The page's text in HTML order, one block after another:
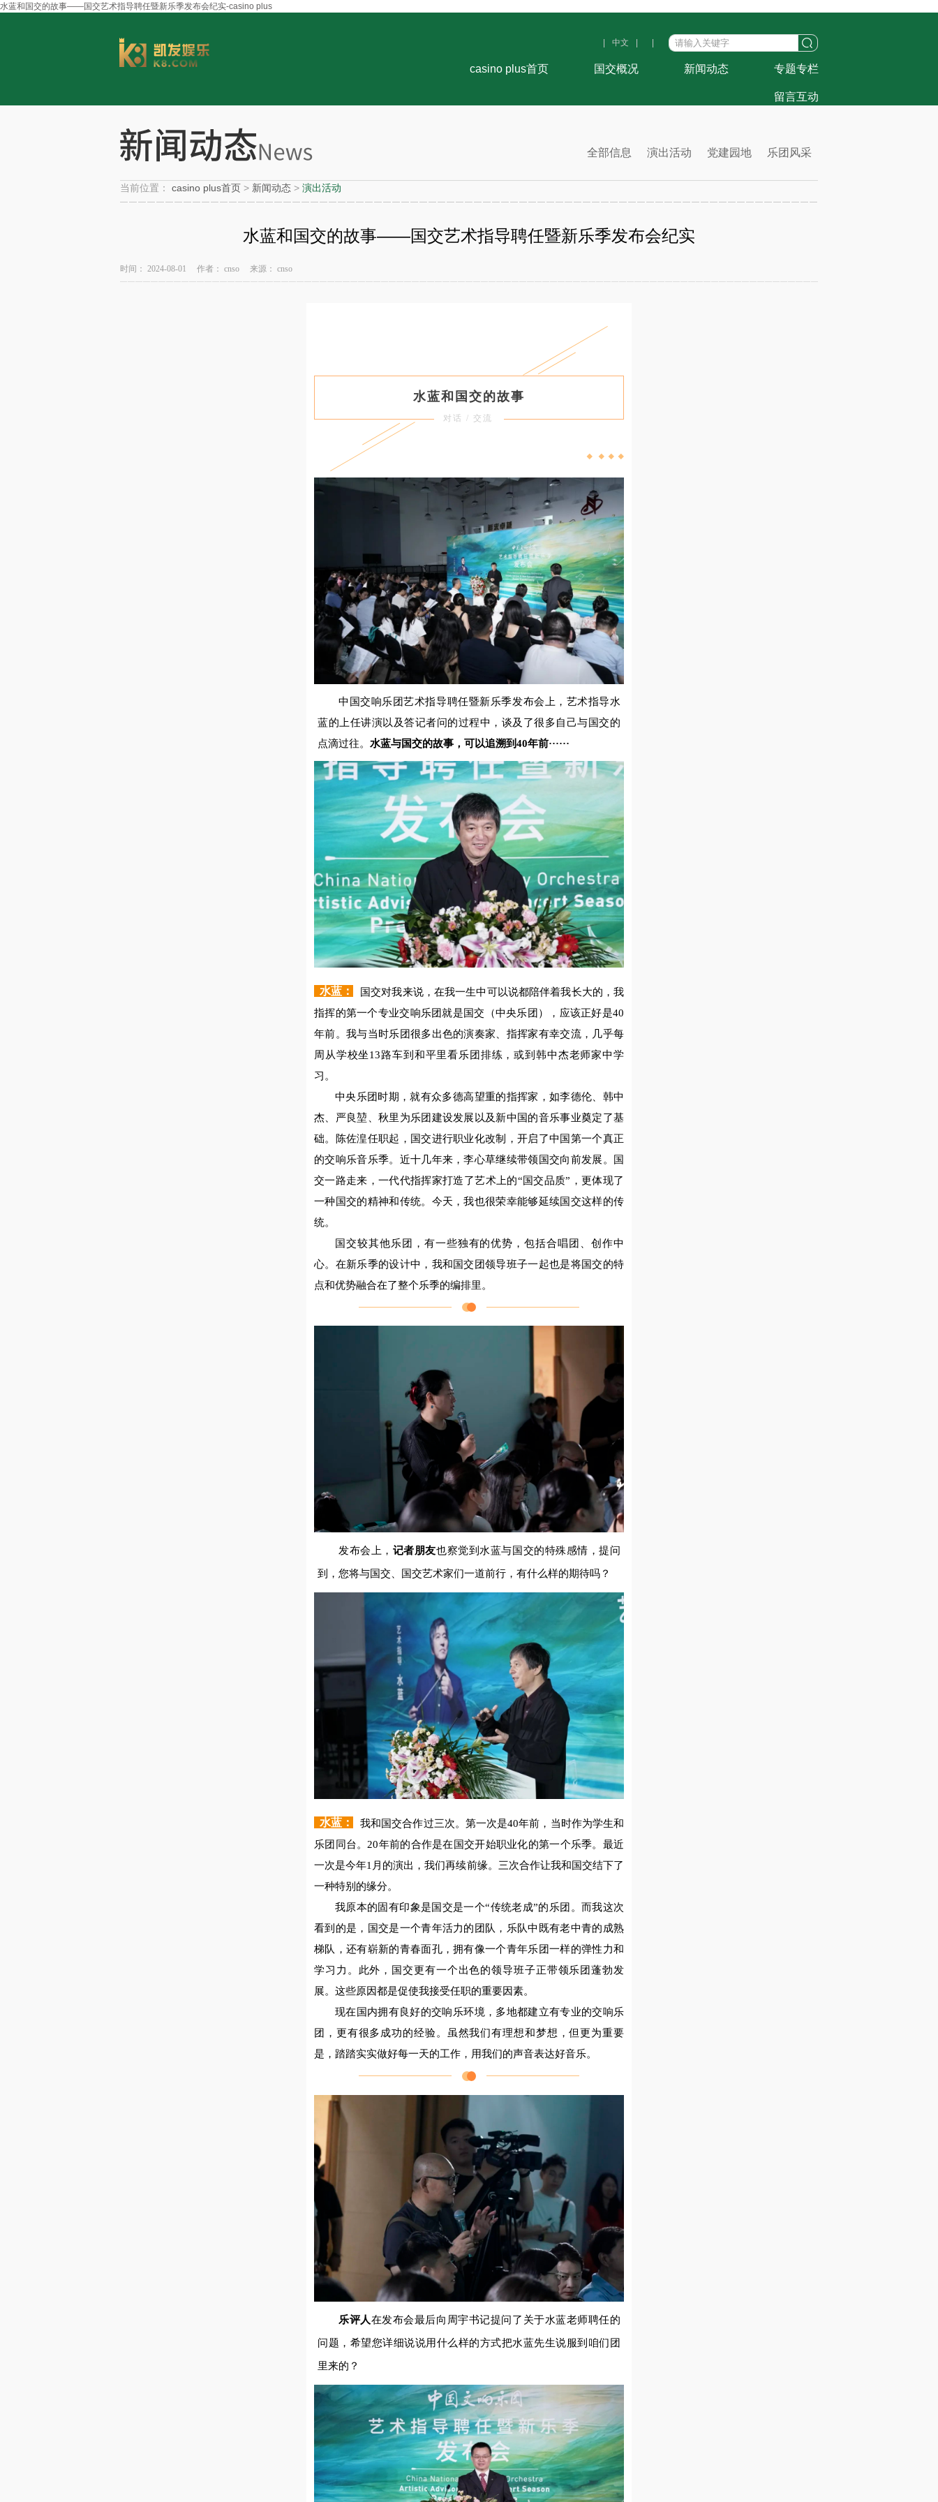
水蓝和国交的故事——国交艺术指导聘任暨新乐季发布会纪实-casino plus
中文
casino plus首页 国交概况 新闻动态 专题专栏
留言互动
全部信息 演出活动 党建园地 乐团风采
当前位置： casino plus首页 > 新闻动态 > 演出活动
水蓝和国交的故事——国交艺术指导聘任暨新乐季发布会纪实
时间： 2024-08-01 作者： cnso 来源： cnso
水蓝和国交的故事
对话 / 交流
◆ ◆ ◆ ◆
中国交响乐团艺术指导聘任暨新乐季发布会上，艺术指导水
蓝的上任讲演以及答记者问的过程中，谈及了很多自己与国交的
点滴过往。 水蓝与国交的故事，可以追溯到40年前······
水蓝：
国交对我来说，在我一生中可以说都陪伴着我长大的，我
指挥的第一个专业交响乐团就是国交（中央乐团），应该正好是40
年前。我与当时乐团很多出色的演奏家、指挥家有幸交流，几乎每
周从学校坐13路车到和平里看乐团排练，或到韩中杰老师家中学
习。
中央乐团时期，就有众多德高望重的指挥家，如李德伦、韩中
杰、严良堃、秋里为乐团建设发展以及新中国的音乐事业奠定了基
础。陈佐湟任职起，国交进行职业化改制，开启了中国第一个真正
的交响乐音乐季。近十几年来，李心草继续带领国交向前发展。国
交一路走来，一代代指挥家打造了艺术上的“国交品质”，更体现了
一种国交的精神和传统。今天，我也很荣幸能够延续国交这样的传
统。
国交较其他乐团，有一些独有的优势，包括合唱团、创作中
心。在新乐季的设计中，我和国交团领导班子一起也是将国交的特
点和优势融合在了整个乐季的编排里。
发布会上， 记者朋友也察觉到水蓝与国交的特殊感情，提问
到，您将与国交、国交艺术家们一道前行，有什么样的期待吗？
水蓝：
我和国交合作过三次。第一次是40年前，当时作为学生和
乐团同台。20年前的合作是在国交开始职业化的第一个乐季。最近
一次是今年1月的演出，我们再续前缘。三次合作让我和国交结下了
一种特别的缘分。
我原本的固有印象是国交是一个“传统老成”的乐团。而我这次
看到的是，国交是一个青年活力的团队，乐队中既有老中青的成熟
梯队，还有崭新的青春面孔，拥有像一个青年乐团一样的弹性力和
学习力。此外，国交更有一个出色的领导班子正带领乐团蓬勃发
展。这些原因都是促使我接受任职的重要因素。
现在国内拥有良好的交响乐环境，多地都建立有专业的交响乐
团，更有很多成功的经验。虽然我们有理想和梦想，但更为重要
是，踏踏实实做好每一天的工作，用我们的声音表达好音乐。
乐评人在发布会最后向周宇书记提问了关于水蓝老师聘任的
问题，希望您详细说说用什么样的方式把水蓝先生说服到咱们团
里来的？